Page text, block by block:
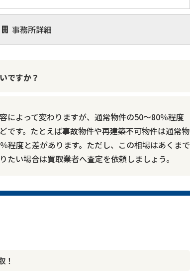
事務所詳細
ですか？
によって変わりますが、通常物件の50～80％程度
です。たとえば事故物件や再建築不可物件は通常物
程度と差があります。ただし、この相場はあくまで
たい場合は買取業者へ査定を依頼しましょう。
！